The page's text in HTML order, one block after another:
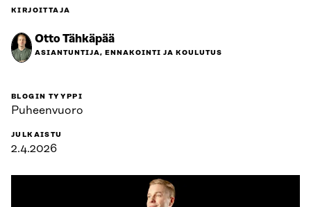
KIRJOITTAJA
Otto Tähkäpää
ASIANTUNTIJA, ENNAKOINTI JA KOULUTUS
BLOGIN TYYPPI
Puheenvuoro
JULKAISTU
2.4.2026